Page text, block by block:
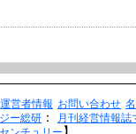
運営者情報 お問い合わせ
ー総研 ： 月刊経営情報誌